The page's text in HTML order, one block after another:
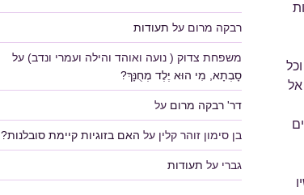
אל
רבקה מרום על תעודות
משפחת צדוק ( נועה ואוהד והילה ועמרי ונדב)על
סָבְתָא, מִי הוּא יֶלֶד מְחֻנָּךְ?
דר' רבקה מרום על
בן סימון זוהר קלין על האם בזוגיות קיימת סובלנות?
גברי על תעודות